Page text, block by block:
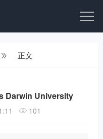
正文
Darwin University
101